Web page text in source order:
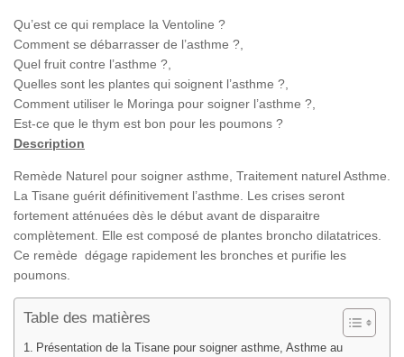
Qu’est ce qui remplace la Ventoline ?
Comment se débarrasser de l’asthme ?,
Quel fruit contre l’asthme ?,
Quelles sont les plantes qui soignent l’asthme ?,
Comment utiliser le Moringa pour soigner l’asthme ?,
Est-ce que le thym est bon pour les poumons ?
Description
Remède Naturel pour soigner asthme, Traitement naturel Asthme.
La Tisane guérit définitivement l’asthme. Les crises seront
fortement atténuées dès le début avant de disparaitre
complètement. Elle est composé de plantes broncho dilatatrices.
Ce remède dégage rapidement les bronches et purifie les
poumons.
Table des matières
Présentation de la Tisane pour soigner asthme, Asthme au